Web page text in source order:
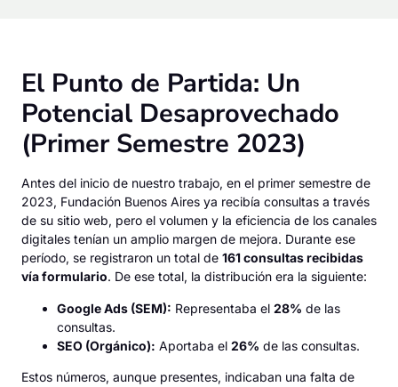
El Punto de Partida: Un
Potencial Desaprovechado
(Primer Semestre 2023)
Antes del inicio de nuestro trabajo, en el primer semestre de
2023, Fundación Buenos Aires ya recibía consultas a través
de su sitio web, pero el volumen y la eficiencia de los canales
digitales tenían un amplio margen de mejora. Durante ese
período, se registraron un total de 161 consultas recibidas
vía formulario. De ese total, la distribución era la siguiente:
Google Ads (SEM): Representaba el 28% de las
consultas.
SEO (Orgánico): Aportaba el 26% de las consultas.
Estos números, aunque presentes, indicaban una falta de